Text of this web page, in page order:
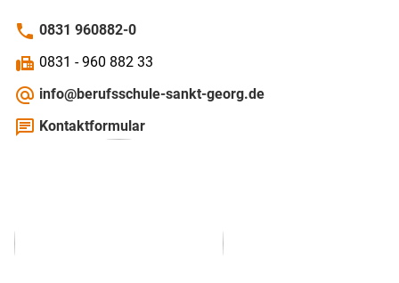
phone 0831 960882-0
fax 0831 - 960 882 33
alternate_email info@berufsschule-sankt-georg.de
chat Kontaktformular